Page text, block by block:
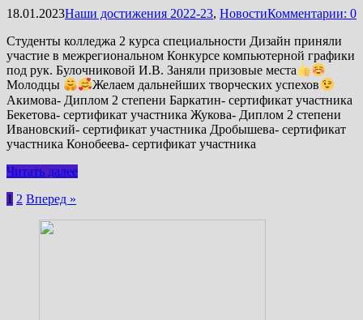
18.01.2023Наши достижения 2022-23, НовостиКомментарии: 0
Студенты колледжа 2 курса специальности Дизайн приняли
участие в межрегиональном Конкурсе компьютерной графики
под рук. Булочниковой И.В. Заняли призовые места
Молодцы
Желаем дальнейших творческих успехов
Акимова- Диплом 2 степени Баркатин- сертификат участника
Бекетова- сертификат участника Жукова- Диплом 2 степени
Ивановский- сертификат участника Дробышева- сертификат
участника Конобеева- сертификат участника
Читать далее
Пагинация
записей
1 2 Вперед »